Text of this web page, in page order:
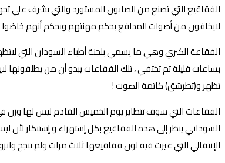
الفقاقيع التي تصنع من الصابون المستورد والتي يشرف علي
لايخافون من أصوات المدافع بحكم مهنتهم وبحكم أنهم
الفقاعة الكبري وهي ما يسمي بلجنة أطباء السودان التي
بساعات قليلة تم تختفي ، تلك الفقاعات يبدو أن من
تظهر و(تطرشق) كاتمة الصوت !
الفقاعات التي سوف تتطاير يوم الخميس القادم ليس لها وزن
السوداني ينظر إلى هذه الفقاقيع بكل إستهزاء و إستنكار
الإنتقالي التي غيرت فيه لون فقاقيعها ثلاث مرات ولم تنجح